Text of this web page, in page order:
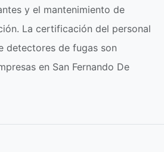
y el mantenimiento de
La certificación del personal
detectores de fugas son
en San Fernando De